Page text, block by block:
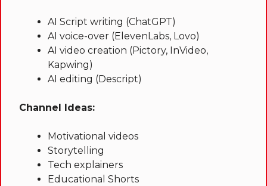
AI Script writing (ChatGPT)
AI voice-over (ElevenLabs, Lovo)
AI video creation (Pictory, InVideo,
Kapwing)
AI editing (Descript)
Channel Ideas:
Motivational videos
Storytelling
Tech explainers
Educational Shorts